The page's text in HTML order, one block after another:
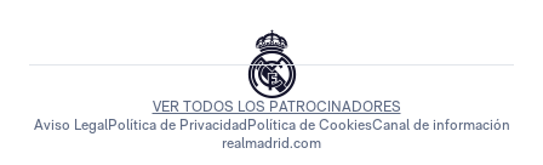
VER TODOS LOS PATROCINADORES
Aviso LegalPolítica de Privacidad Política de CookiesCanal de información
realmadrid.com